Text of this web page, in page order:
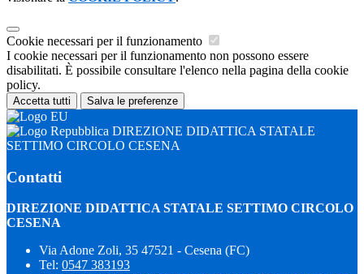
Cookie necessari per il funzionamento
I cookie necessari per il funzionamento non possono essere
disabilitati. È possibile consultare l'elenco nella pagina della cookie
policy.
Accetta tutti Salva le preferenze
DIREZIONE DIDATTICA STATALE
SETTIMO CIRCOLO CESENA
Contatti
DIREZIONE DIDATTICA STATALE SETTIMO CIRCOLO
CESENA
Via Adone Zoli, 35 47521 - Cesena (FC)
Tel: 0547 383193